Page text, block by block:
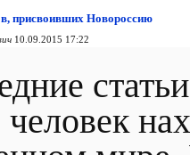
присвоивших Новороссию
10.09.2015 17:22
человек